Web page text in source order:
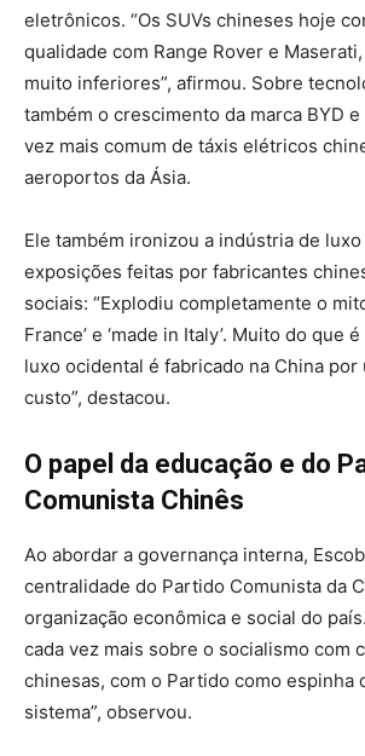
eletrônicos. “Os SUVs chineses hoje
qualidade com Range Rover e
muito inferiores”, afirmou. Sobre
também o crescimento da marca BYD
vez mais comum de táxis elétricos
aeroportos da Ásia.
Ele também ironizou a indústria de
exposições feitas por fabricantes
sociais: “Explodiu completamente o
France’ e ‘made in Italy’. Muito do que
luxo ocidental é fabricado na China por
custo”, destacou.
O papel da educação e do
Comunista Chinês
Ao abordar a governança interna,
centralidade do Partido Comunista da
organização econômica e social do
cada vez mais sobre o socialismo com
chinesas, com o Partido como espinha
sistema”, observou.